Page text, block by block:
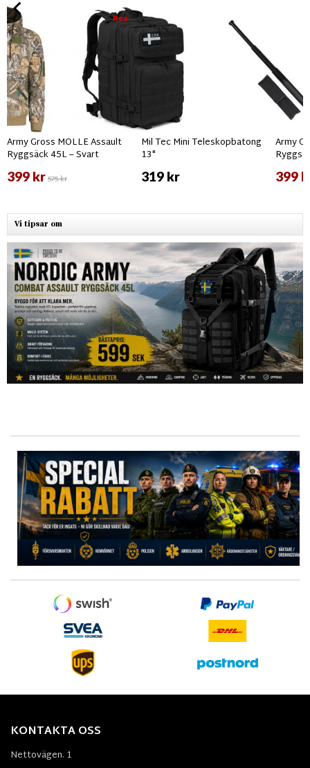
Rea
Army Gross MOLLE Assault
Ryggsäck 45L – Svart
399 kr575 kr
Mil Tec Mini Teleskopbatong
13"
319 kr
Army
399
Vi tipsar om
KONTAKTA OSS
Nettovägen. 1